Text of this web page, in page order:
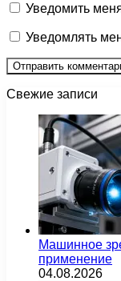
Уведомить
Уведомлять
Свежие записи
Машинное
применение
04.08.2026